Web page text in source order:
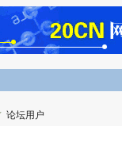
论坛用户